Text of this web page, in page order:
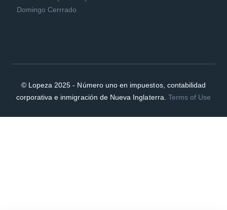
Domingo Cerrrado
© Lopeza 2025 - Número uno en impuestos, contabilidad
corporativa e inmigración de Nueva Inglaterra. Terms of Use